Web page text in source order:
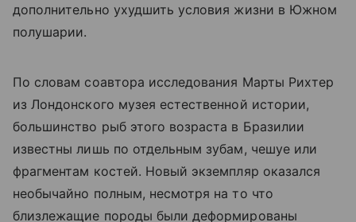
дополнительно ухудшить условия жизни в Южном
полушарии.
По словам соавтора исследования Марты Рихтер
из Лондонского музея естественной истории,
большинство рыб этого возраста в Бразилии
известны лишь по отдельным зубам, чешуе или
фрагментам костей. Новый экземпляр оказался
необычайно полным, несмотря на то что
близлежащие породы были деформированы